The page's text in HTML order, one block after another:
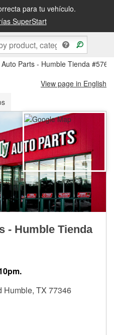
para tu vehículo.
SuperStart
o recógela en la tienda
Parts - Humble Tienda #5768
View page in English
- Humble Tienda
Humble, TX 77346